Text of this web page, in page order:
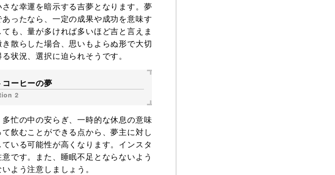
な幸運を暗示する吉夢となります。夢
ったなら、一定の成果や成功を意味す
も、量が多ければ多いほど吉と言えま
散らした場合、思いもよらぬ形で大切
状況、選択に迫られそうです。
ーヒーの夢
忙の中の安らぎ、一時的な休息の意味
飲むことができる点から、夢主に対し
いる可能性が高くなります。インスタ
です。また、睡眠不足とならないよう
よう注意しましょう。